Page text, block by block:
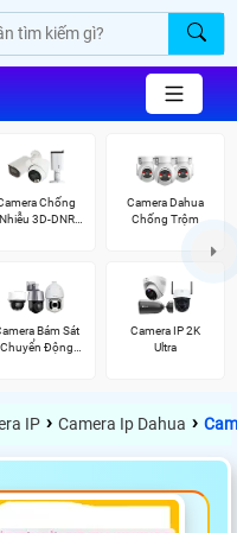
Chống
Nhiễu 3D-DNR
Camera Dahua
Chống Trộm
Bám Sát
Chuyển Động
Camera IP 2K
Ultra
IP › Camera Ip Dahua ›